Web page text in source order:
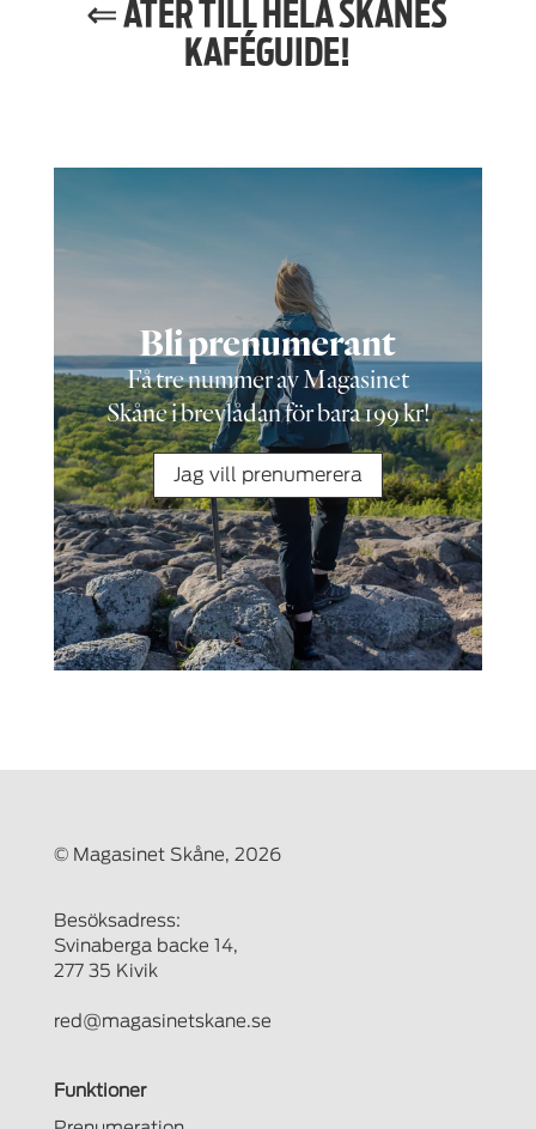
⇐ ÅTER TILL HELA SKÅNES
KAFÉGUIDE!
Bli prenumerant
Få tre nummer av Magasinet
Skåne i brevlådan för bara 199 kr!
Jag vill prenumerera
© Magasinet Skåne, 2026
Besöksadress:
Svinaberga backe 14,
277 35 Kivik
red@magasinetskane.se
Funktioner